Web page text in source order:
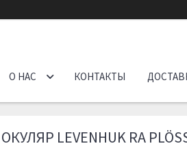
О НАС КОНТАКТЫ
ОКУЛЯР LEVENHUK RA